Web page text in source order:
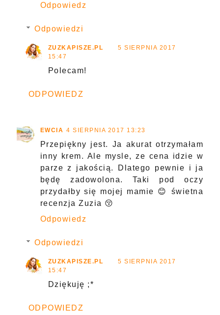
Odpowiedz
Odpowiedzi
ZUZKAPISZE.PL
5 SIERPNIA 2017
15:47
Polecam!
ODPOWIEDZ
EWCIA 4 SIERPNIA 2017 13:23
Przepiękny jest. Ja akurat otrzymałam
inny krem. Ale mysle, ze cena idzie w
parze z jakością. Dlatego pewnie i ja
będę zadowolona. Taki pod oczy
przydałby się mojej mamie 😊 świetna
recenzja Zuzia 😚
Odpowiedz
Odpowiedzi
ZUZKAPISZE.PL
5 SIERPNIA 2017
15:47
Dziękuję ;*
ODPOWIEDZ